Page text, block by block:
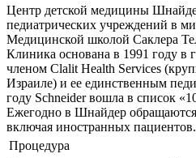
Центр детской медицины
педиатрических учреждений в
Медицинской школой Саклера
Клиника основана в 1991 году в
членом Clalit Health Services
Израиле) и ее единственным
году Schneider вошла в список
Ежегодно в Шнайдер обращаются
включая иностранных пациентов.
Процедура